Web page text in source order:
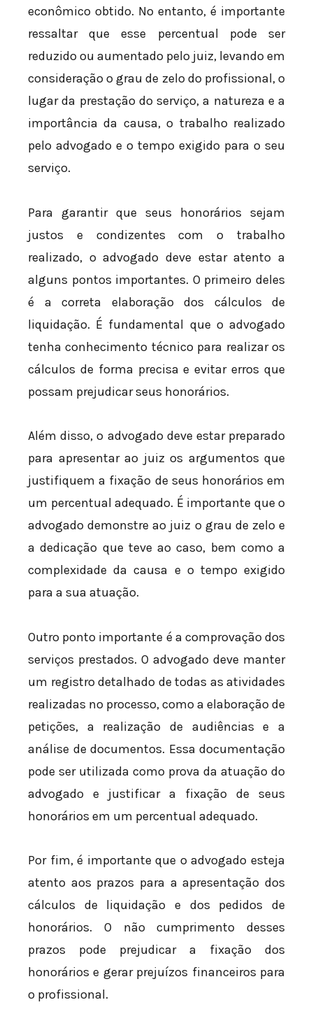
econômico obtido. No entanto, é importante
ressaltar que esse percentual pode ser
reduzido ou aumentado pelo juiz, levando em
consideração o grau de zelo do profissional, o
lugar da prestação do serviço, a natureza e a
importância da causa, o trabalho realizado
pelo advogado e o tempo exigido para o seu
serviço.
Para garantir que seus honorários sejam
justos e condizentes com o trabalho
realizado, o advogado deve estar atento a
alguns pontos importantes. O primeiro deles
é a correta elaboração dos cálculos de
liquidação. É fundamental que o advogado
tenha conhecimento técnico para realizar os
cálculos de forma precisa e evitar erros que
possam prejudicar seus honorários.
Além disso, o advogado deve estar preparado
para apresentar ao juiz os argumentos que
justifiquem a fixação de seus honorários em
um percentual adequado. É importante que o
advogado demonstre ao juiz o grau de zelo e
a dedicação que teve ao caso, bem como a
complexidade da causa e o tempo exigido
para a sua atuação.
Outro ponto importante é a comprovação dos
serviços prestados. O advogado deve manter
um registro detalhado de todas as atividades
realizadas no processo, como a elaboração de
petições, a realização de audiências e a
análise de documentos. Essa documentação
pode ser utilizada como prova da atuação do
advogado e justificar a fixação de seus
honorários em um percentual adequado.
Por fim, é importante que o advogado esteja
atento aos prazos para a apresentação dos
cálculos de liquidação e dos pedidos de
honorários. O não cumprimento desses
prazos pode prejudicar a fixação dos
honorários e gerar prejuízos financeiros para
o profissional.